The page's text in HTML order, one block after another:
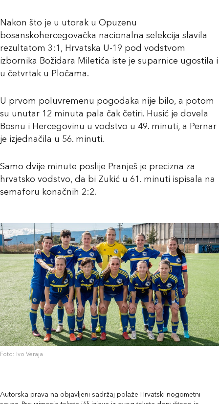
Nakon što je u utorak u Opuzenu
bosanskohercegovačka nacionalna selekcija slavila
rezultatom 3:1, Hrvatska U-19 pod vodstvom
izbornika Božidara Miletića iste je suparnice ugostila i
u četvrtak u Pločama.
U prvom poluvremenu pogodaka nije bilo, a potom
su unutar 12 minuta pala čak četiri. Husić je dovela
Bosnu i Hercegovinu u vodstvo u 49. minuti, a Pernar
je izjednačila u 56. minuti.
Samo dvije minute poslije Pranješ je precizna za
hrvatsko vodstvo, da bi Zukić u 61. minuti ispisala na
semaforu konačnih 2:2.
Foto: Ivo Veraja
Autorska prava na objavljeni sadržaj polaže Hrvatski nogometni